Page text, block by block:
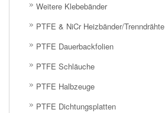
Weitere Klebebänder
PTFE & NiCr Heizbänder/Trenndrähte
PTFE Dauerbackfolien
PTFE Schläuche
PTFE Halbzeuge
PTFE Dichtungsplatten